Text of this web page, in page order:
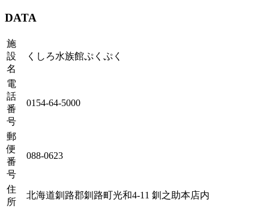
DATA
施
設
名
くしろ水族館ぷくぷく
電
話
番
号
0154-64-5000
郵
便
番
号
088-0623
住
所
北海道釧路郡釧路町光和4-11 釧之助本店内